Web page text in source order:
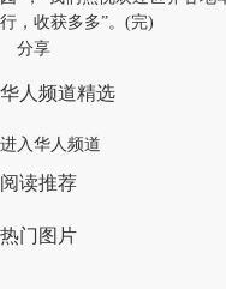
行，收获多多”。(完)
分享
华人频道精选
进入华人频道
阅读推荐
热门图片